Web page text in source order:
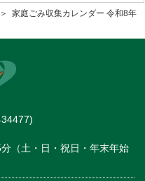
家庭ごみ収集カレンダー 令和8年
（土・日・祝日・年末年始